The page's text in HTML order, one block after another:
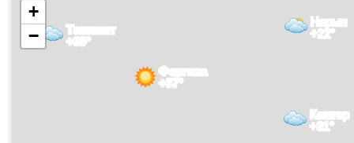
Ташкент
+39°
Нарын
+22°
Кашгар
+31°
Фергана
+37°
+
−